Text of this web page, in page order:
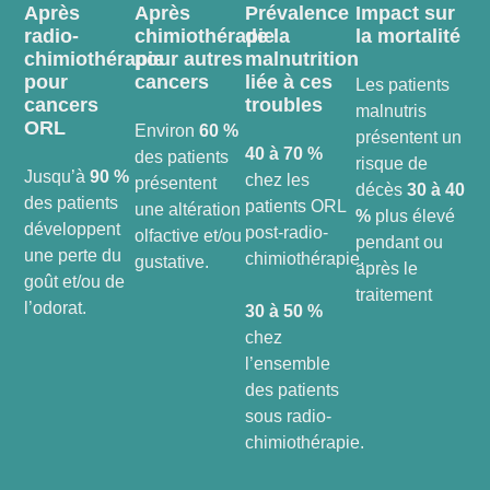
Après
radio-
chimiothérapie
pour
cancers
ORL
Jusqu’à90 %
des patients
développent
une perte du
goût et/ou de
l’odorat.
Après
chimiothérapie
pour autres
cancers
Environ60 %
des patients
présentent
une altération
olfactive et/ou
gustative.
Prévalence
de la
malnutrition
liée à ces
troubles
40 à 70 %
chez les
patients ORL
post-radio-
chimiothérapie.
30 à 50 %
chez
l’ensemble
des patients
sous radio-
chimiothérapie.
Impact sur
la mortalité
Les patients
malnutris
présentent un
risque de
décès 30 à 40
%plus élevé
pendant ou
après le
traitement